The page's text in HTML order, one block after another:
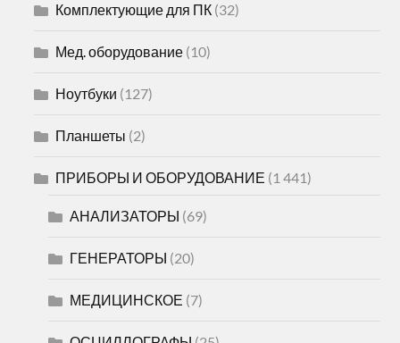
Комплектующие для ПК (32)
Мед. оборудование (10)
Ноутбуки (127)
Планшеты (2)
ПРИБОРЫ И ОБОРУДОВАНИЕ (1 441)
АНАЛИЗАТОРЫ (69)
ГЕНЕРАТОРЫ (20)
МЕДИЦИНСКОЕ (7)